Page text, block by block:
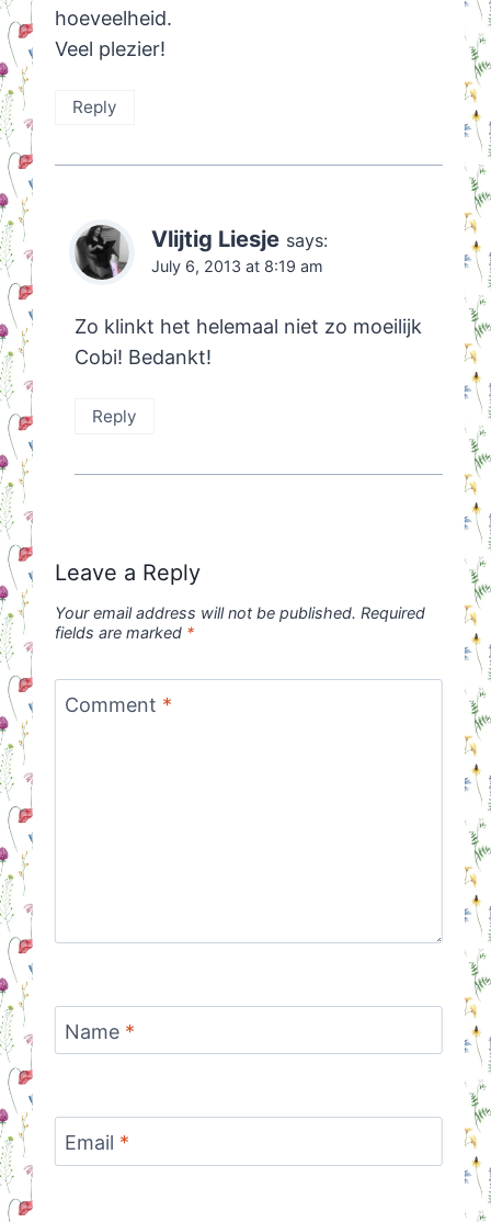
hoeveelheid.
Veel plezier!
Reply
Vlijtig Liesje says:
July 6, 2013 at 8:19 am
Zo klinkt het helemaal niet zo moeilijk
Cobi! Bedankt!
Reply
Leave a Reply
Your email address will not be published. Required
fields are marked *
Comment *
Name *
Email *